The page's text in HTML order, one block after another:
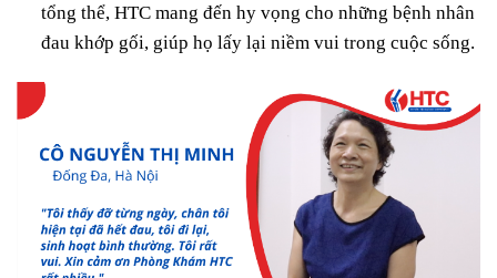
tổng thể, HTC mang đến hy vọng cho những bệnh nhân
đau khớp gối, giúp họ lấy lại niềm vui trong cuộc sống.